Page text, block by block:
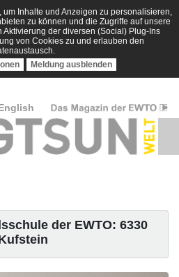
Inhalte und Anzeigen zu personalisieren,
zu können und die Zugriffe auf unsere
der diversen (Social) Plug-Ins
von Cookies zu und erlauben den
Meldung ausblenden
der EWTO: 6330